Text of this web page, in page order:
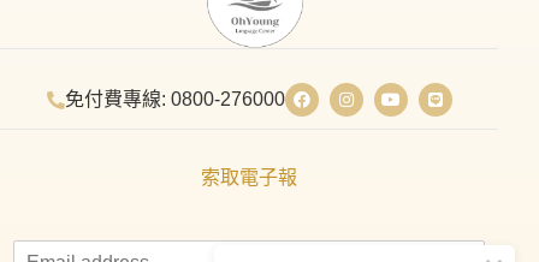
免付費專線: 0800-276000
索取電子報